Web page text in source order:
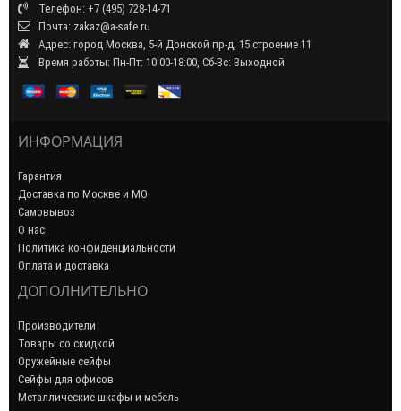
Телефон: +7 (495) 728-14-71
Почта: zakaz@a-safe.ru
Адрес: город Москва, 5-й Донской пр-д, 15 строение 11
Время работы: Пн-Пт: 10:00-18:00, Сб-Вс: Выходной
ИНФОРМАЦИЯ
Гарантия
Доставка по Москве и МО
Самовывоз
О нас
Политика конфиденциальности
Оплата и доставка
ДОПОЛНИТЕЛЬНО
Производители
Товары со скидкой
Оружейные сейфы
Сейфы для офисов
Металлические шкафы и мебель